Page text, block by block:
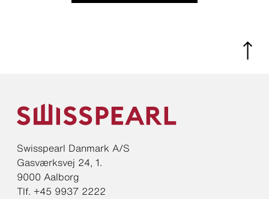
Swisspearl Danmark A/S
Gasværksvej 24, 1.
9000 Aalborg
Tlf. +45 9937 2222